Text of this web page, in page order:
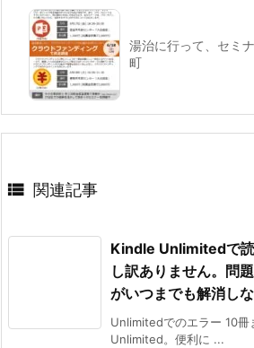
湯治に行って、セミ
町
 関連記事
Kindle Unlimitedで
し訳ありません。問
がいつまでも解消しな
Unlimitedでのエラー 10冊
Unlimited。便利に ...